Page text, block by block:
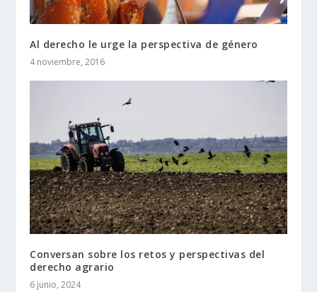
Al derecho le urge la perspectiva de género
4 noviembre, 2016
Conversan sobre los retos y perspectivas del
derecho agrario
6 junio, 2024